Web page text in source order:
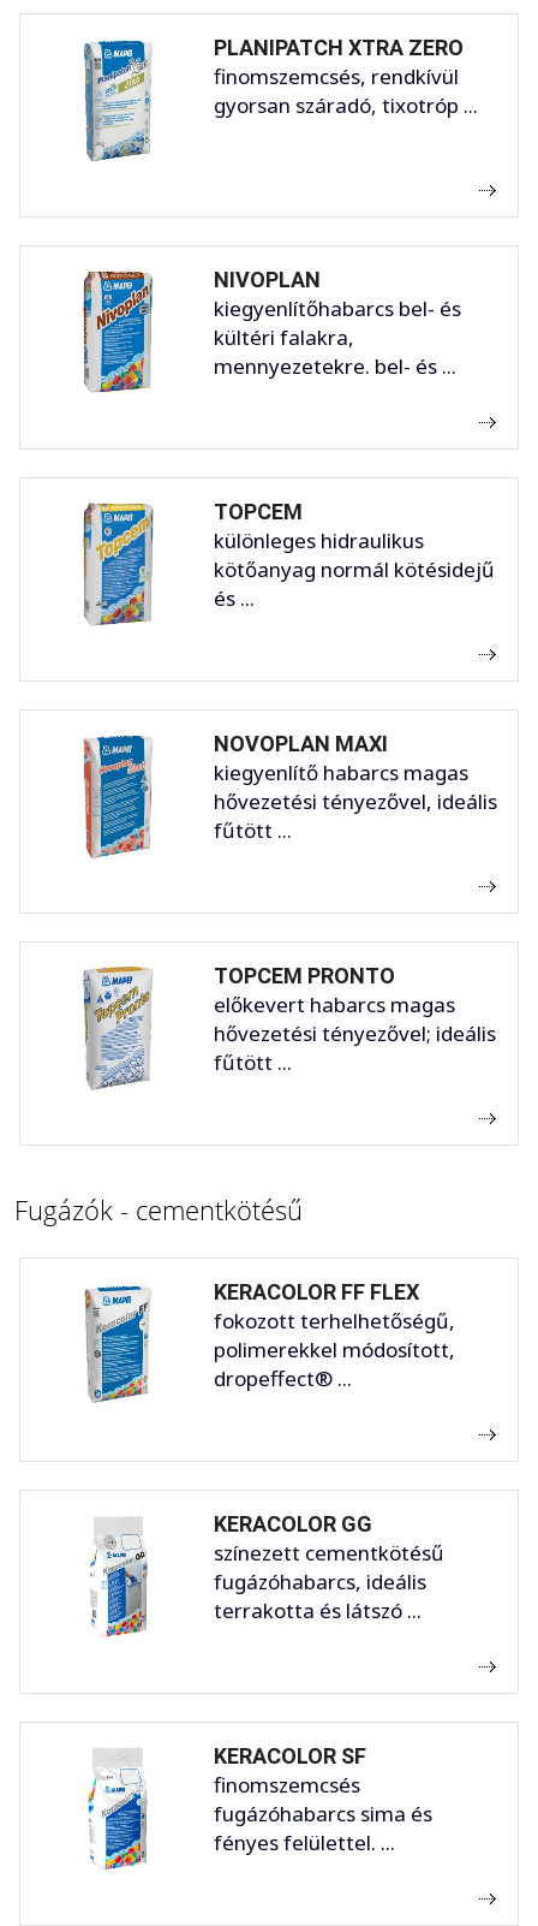
PLANIPATCH XTRA ZERO
finomszemcsés, rendkívül
gyorsan száradó, tixotróp ...
NIVOPLAN
kiegyenlítőhabarcs bel- és
kültéri falakra,
mennyezetekre. bel- és ...
TOPCEM
különleges hidraulikus
kötőanyag normál kötésidejű
és ...
NOVOPLAN MAXI
kiegyenlítő habarcs magas
hővezetési tényezővel, ideális
fűtött ...
TOPCEM PRONTO
előkevert habarcs magas
hővezetési tényezővel; ideális
fűtött ...
Fugázók - cementkötésű
KERACOLOR FF FLEX
fokozott terhelhetőségű,
polimerekkel módosított,
dropeffect® ...
KERACOLOR GG
színezett cementkötésű
fugázóhabarcs, ideális
terrakotta és látszó ...
KERACOLOR SF
finomszemcsés
fugázóhabarcs sima és
fényes felülettel. ...